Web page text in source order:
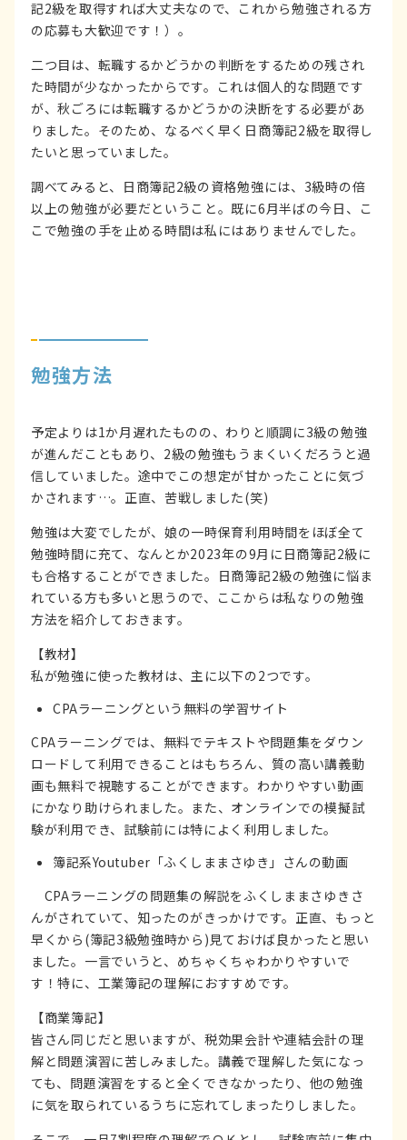
記2級を取得すれば大丈夫なので、これから勉強される方
の応募も大歓迎です！）。
二つ目は、転職するかどうかの判断をするための残され
た時間が少なかったからです。これは個人的な問題です
が、秋ごろには転職するかどうかの決断をする必要があ
りました。そのため、なるべく早く日商簿記2級を取得し
たいと思っていました。
調べてみると、日商簿記2級の資格勉強には、3級時の倍
以上の勉強が必要だということ。既に6月半ばの今日、こ
こで勉強の手を止める時間は私にはありませんでした。
勉強方法
予定よりは1か月遅れたものの、わりと順調に3級の勉強
が進んだこともあり、2級の勉強もうまくいくだろうと過
信していました。途中でこの想定が甘かったことに気づ
かされます…。正直、苦戦しました(笑)
勉強は大変でしたが、娘の一時保育利用時間をほぼ全て
勉強時間に充て、なんとか2023年の9月に日商簿記2級に
も合格することができました。日商簿記2級の勉強に悩ま
れている方も多いと思うので、ここからは私なりの勉強
方法を紹介しておきます。
【教材】
私が勉強に使った教材は、主に以下の2つです。
CPAラーニングという無料の学習サイト
CPAラーニングでは、無料でテキストや問題集をダウン
ロードして利用できることはもちろん、質の高い講義動
画も無料で視聴することができます。わかりやすい動画
にかなり助けられました。また、オンラインでの模擬試
験が利用でき、試験前には特によく利用しました。
簿記系Youtuber「ふくしままさゆき」さんの動画
CPAラーニングの問題集の解説をふくしままさゆきさ
んがされていて、知ったのがきっかけです。正直、もっと
早くから(簿記3級勉強時から)見ておけば良かったと思い
ました。一言でいうと、めちゃくちゃわかりやすいで
す！特に、工業簿記の理解におすすめです。
【商業簿記】
皆さん同じだと思いますが、税効果会計や連結会計の理
解と問題演習に苦しみました。講義で理解した気になっ
ても、問題演習をすると全くできなかったり、他の勉強
に気を取られているうちに忘れてしまったりしました。